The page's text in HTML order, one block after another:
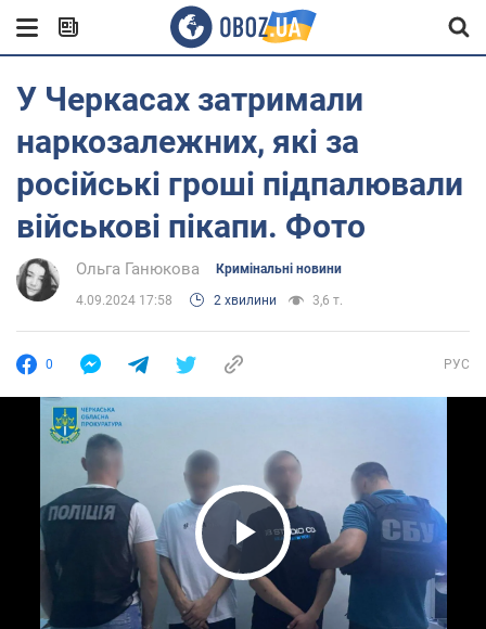
У Черкасах затримали
наркозалежних, які за
російські гроші підпалювали
військові пікапи. Фото
Ольга Ганюкова Кримінальні новини
4.09.2024 17:58 2 хвилини 3,6 т.
0 РУС
Play Video